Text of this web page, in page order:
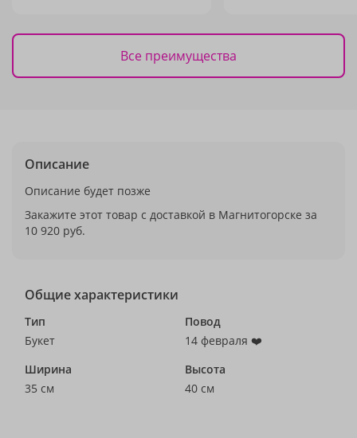
Все преимущества
Описание
Описание будет позже
Закажите этот товар с доставкой в Магнитогорске за
10 920 руб.
Общие характеристики
Тип
Букет
Повод
14 февраля ❤️
Ширина
35 см
Высота
40 см